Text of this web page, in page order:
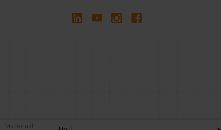
Materiaal